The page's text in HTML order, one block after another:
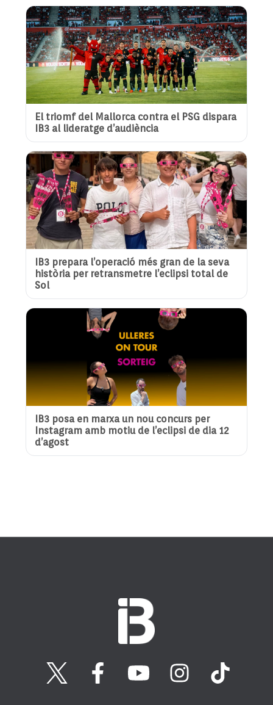
El triomf del Mallorca contra el PSG dispara
IB3 al lideratge d’audiència
IB3 prepara l’operació més gran de la seva
història per retransmetre l’eclipsi total de
Sol
IB3 posa en marxa un nou concurs per
Instagram amb motiu de l’eclipsi de dia 12
d’agost